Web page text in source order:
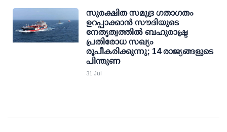
സുരക്ഷിത സമുദ്ര ഗതാഗതം
ഉറപ്പാക്കാന്‍ സൗദിയുടെ
നേതൃത്വത്തില്‍ ബഹുരാഷ്ട്ര
പ്രതിരോധ സഖ്യം
രൂപീകരിക്കുന്നു; 14 രാജ്യങ്ങളുടെ
പിന്തുണ
31 Jul